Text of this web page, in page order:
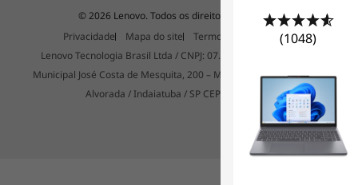
© 2026 Lenovo. Todos os direitos reservados.
Privacidade
Mapa do site
Termos de utilização
Lenovo Tecnologia Brasil Ltda / CNPJ: 07.275.920/0001-61 / Est
Municipal José Costa de Mesquita, 200 – Mod 11 - Bairro: Chácara
Alvorada / Indaiatuba / SP CEP: 13337-200
(1048)